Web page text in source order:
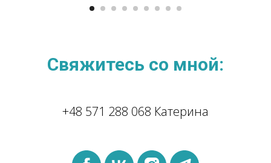
Свяжитесь со мной:
+48 571 288 068 Катерина